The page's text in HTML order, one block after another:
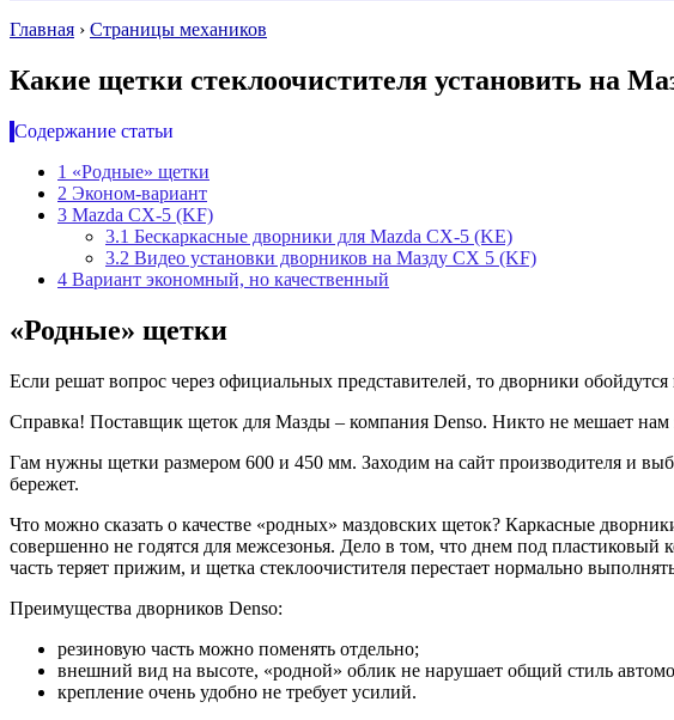
Главная › Страницы механиков
Какие щетки стеклоочистителя установить на
Содержание статьи
1 «Родные» щетки
2 Эконом-вариант
3 Mazda CX-5 (KF)
3.1 Бескаркасные дворники для Mazda CX-5 (KE)
3.2 Видео установки дворников на Мазду СХ 5 (KF)
4 Вариант экономный, но качественный
«Родные» щетки
Если решат вопрос через официальных представителей, то дворники
Справка! Поставщик щеток для Мазды – компания Denso. Никто не мешает нам
Гам нужны щетки размером 600 и 450 мм. Заходим на сайт производителя и
бережет.
Что можно сказать о качестве «родных» маздовских щеток? Каркасные
совершенно не годятся для межсезонья. Дело в том, что днем под пластиковый
часть теряет прижим, и щетка стеклоочистителя перестает нормально
Преимущества дворников Denso:
резиновую часть можно поменять отдельно;
внешний вид на высоте, «родной» облик не нарушает общий стиль
крепление очень удобно не требует усилий.